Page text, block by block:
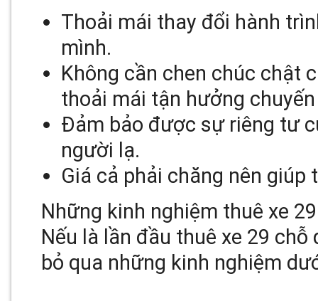
Thoải mái thay đổi hành
mình.
Không cần chen chúc chật
thoải mái tận hưởng
Đảm bảo được sự riêng tư
người lạ.
Giá cả phải chăng nên giúp
Những kinh nghiệm thuê xe
Nếu là lần đầu thuê xe 29
bỏ qua những kinh nghiệm